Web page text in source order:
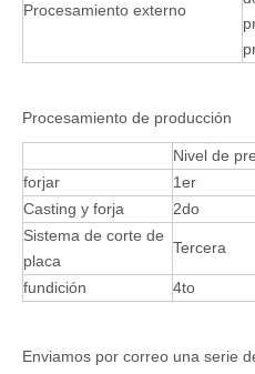
Procesamiento externo
Procesamiento de producción
Nivel de
forjar
1er
Casting y forja
2do
Sistema de corte de
placa
Tercera
fundición 4to
Enviamos por correo una serie